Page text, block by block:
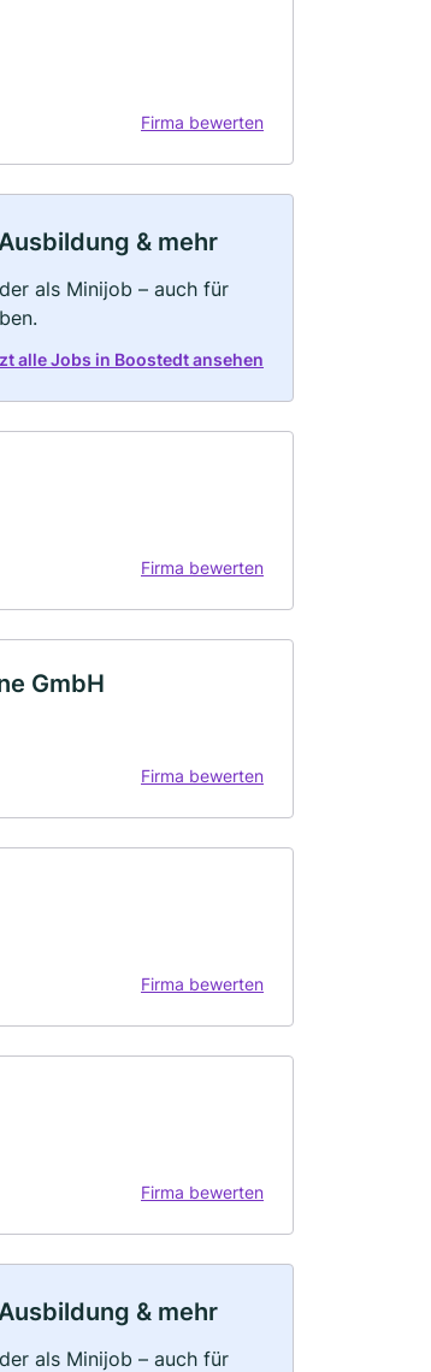
Firma bewerten
& mehr
als Minijob – auch für
alle Jobs in Boostedt ansehen
Firma bewerten
GmbH
Firma bewerten
Firma bewerten
Firma bewerten
& mehr
als Minijob – auch für